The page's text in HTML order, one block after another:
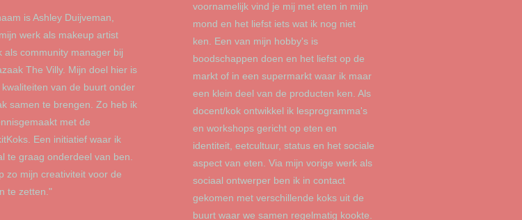
is Ashley Duijveman,
werk als makeup artist
als community manager bij
The Villy. Mijn doel hier is
van de buurt onder
samen te brengen. Zo heb ik
met de
Een initiatief waar ik
te graag onderdeel van ben.
zo mijn creativiteit voor de
te zetten."
voornamelijk vind je mij met eten in mijn
mond en het liefst iets wat ik nog niet
ken. Een van mijn hobby's is
boodschappen doen en het liefst op de
markt of in een supermarkt waar ik maar
een klein deel van de producten ken. Als
docent/kok ontwikkel ik lesprogramma's
en workshops gericht op eten en
identiteit, eetcultuur, status en het sociale
aspect van eten. Via mijn vorige werk als
sociaal ontwerper ben ik in contact
gekomen met verschillende koks uit de
buurt waar we samen regelmatig kookte.